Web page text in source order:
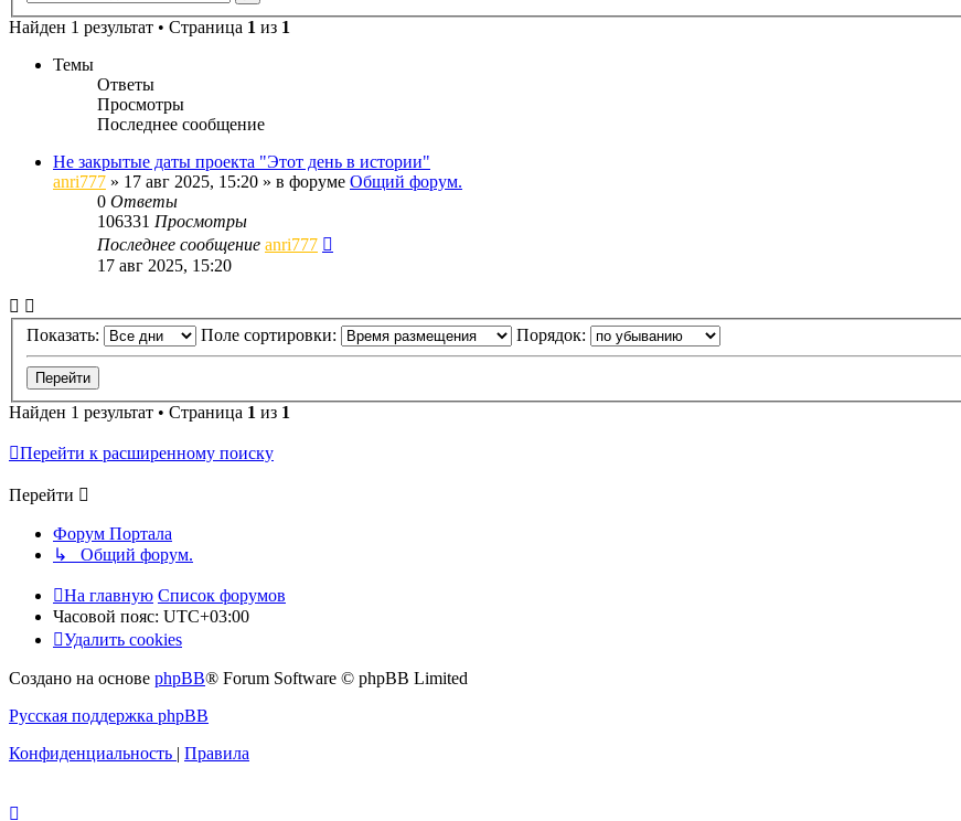
Найден 1 результат • Страница 1 из 1
Темы
Ответы
Просмотры
Последнее сообщение
Не закрытые даты проекта "Этот день в истории"
anri777 » 17 авг 2025, 15:20 » в форуме Общий форум.
0 Ответы
106331 Просмотры
Последнее сообщение anri777
17 авг 2025, 15:20
Показать: Поле сортировки: Порядок:
Найден 1 результат • Страница 1 из 1
Перейти к расширенному поиску
Перейти
Форум Портала
↳ Общий форум.
На главную Список форумов
Часовой пояс: UTC+03:00
Удалить cookies
Создано на основе phpBB® Forum Software © phpBB Limited
Русская поддержка phpBB
Конфиденциальность
Правила